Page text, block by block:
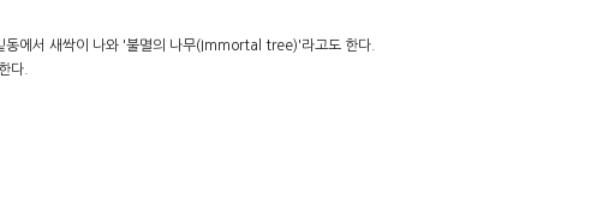
동에서 새싹이 나와 '불멸의 나무(Immortal tree)'라고도 한다.
다.